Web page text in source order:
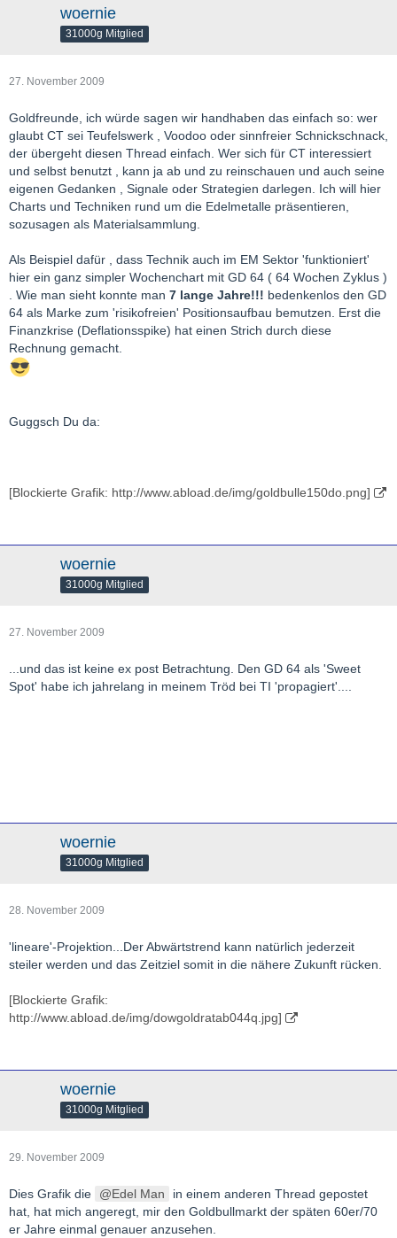
woernie
31000g Mitglied
27. November 2009
Goldfreunde, ich würde sagen wir handhaben das einfach so: wer
glaubt CT sei Teufelswerk , Voodoo oder sinnfreier Schnickschnack,
der übergeht diesen Thread einfach. Wer sich für CT interessiert
und selbst benutzt , kann ja ab und zu reinschauen und auch seine
eigenen Gedanken , Signale oder Strategien darlegen. Ich will hier
Charts und Techniken rund um die Edelmetalle präsentieren,
sozusagen als Materialsammlung.
Als Beispiel dafür , dass Technik auch im EM Sektor 'funktioniert'
hier ein ganz simpler Wochenchart mit GD 64 ( 64 Wochen Zyklus )
. Wie man sieht konnte man 7 lange Jahre!!! bedenkenlos den GD
64 als Marke zum 'risikofreien' Positionsaufbau bemutzen. Erst die
Finanzkrise (Deflationsspike) hat einen Strich durch diese
Rechnung gemacht.
Guggsch Du da:
[Blockierte Grafik: http://www.abload.de/img/goldbulle150do.png]
woernie
31000g Mitglied
27. November 2009
...und das ist keine ex post Betrachtung. Den GD 64 als 'Sweet
Spot' habe ich jahrelang in meinem Tröd bei TI 'propagiert'....
woernie
31000g Mitglied
28. November 2009
'lineare'-Projektion...Der Abwärtstrend kann natürlich jederzeit
steiler werden und das Zeitziel somit in die nähere Zukunft rücken.
[Blockierte Grafik:
http://www.abload.de/img/dowgoldratab044q.jpg]
woernie
31000g Mitglied
29. November 2009
Dies Grafik die Edel Man
in einem anderen Thread gepostet
hat, hat mich angeregt, mir den Goldbullmarkt der späten 60er/70
er Jahre einmal genauer anzusehen.